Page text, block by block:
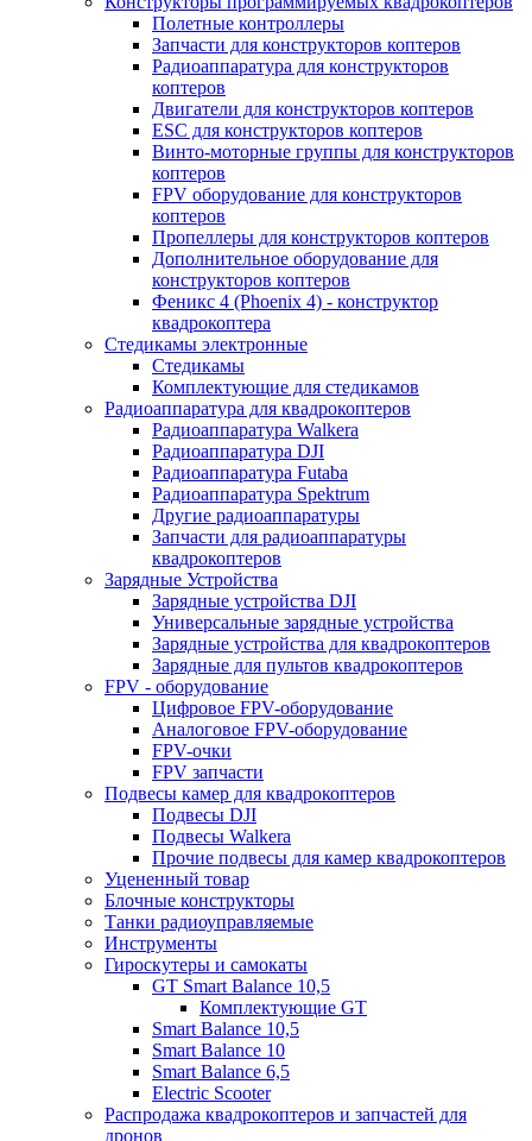
Полетные контроллеры
Запчасти для конструкторов коптеров
Радиоаппаратура для конструкторов
коптеров
Двигатели для конструкторов коптеров
ESC для конструкторов коптеров
Винто-моторные группы для конструкторов
коптеров
FPV оборудование для конструкторов
коптеров
Пропеллеры для конструкторов коптеров
Дополнительное оборудование для
конструкторов коптеров
Феникс 4 (Phoenix 4) - конструктор
квадрокоптера
Cтедикамы электронные
Стедикамы
Комплектующие для стедикамов
Радиоаппаратура для квадрокоптеров
Радиоаппаратура Walkera
Радиоаппаратура DJI
Радиоаппаратура Futaba
Радиоаппаратура Spektrum
Другие радиоаппаратуры
Запчасти для радиоаппаратуры
квадрокоптеров
Зарядные Устройства
Зарядные устройства DJI
Универсальные зарядные устройства
Зарядные устройства для квадрокоптеров
Зарядные для пультов квадрокоптеров
FPV - оборудование
Цифровое FPV-оборудование
Аналоговое FPV-оборудование
FPV-очки
FPV запчасти
Подвесы камер для квадрокоптеров
Подвесы DJI
Подвесы Walkera
Прочие подвесы для камер квадрокоптеров
Уцененный товар
Блочные конструкторы
Танки радиоуправляемые
Инструменты
Гироскутеры и самокаты
GT Smart Balance 10,5
Комплектующие GT
Smart Balance 10,5
Smart Balance 10
Smart Balance 6,5
Electric Scooter
Распродажа квадрокоптеров и запчастей для
дронов